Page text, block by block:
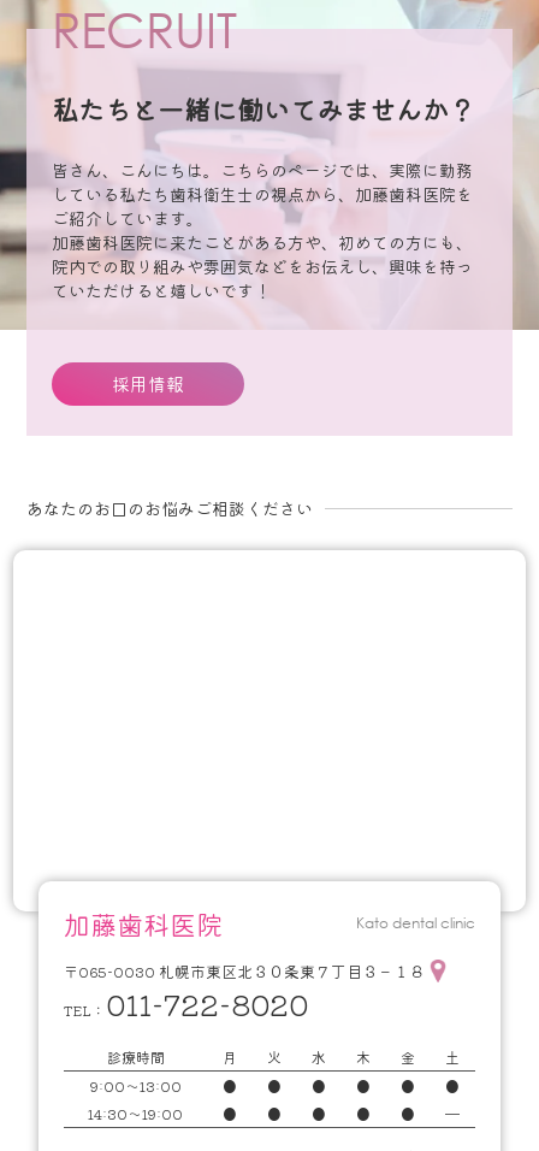
RECRUIT
私たちと一緒に働いてみませんか？
皆さん、こんにちは。こちらのページでは、実際に勤務
している私たち歯科衛生士の視点から、加藤歯科医院を
ご紹介しています。
加藤歯科医院に来たことがある方や、初めての方にも、
院内での取り組みや雰囲気などをお伝えし、興味を持っ
ていただけると嬉しいです！
採用情報
あなたのお口のお悩みご相談ください
加藤歯科医院 Kato dental clinic
〒065-0030 札幌市東区北３０条東７丁目３－１８
TEL： 011-722-8020
診療時間 月 火 水 木 金
土
9:00～13:00
● ● ● ● ●
●
14:30～19:00
● ● ● ● ● ━